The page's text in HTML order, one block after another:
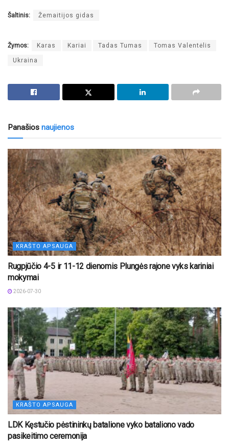
Šaltinis: Žemaitijos gidas
Žymos: Karas Kariai Tadas Tumas Tomas Valentėlis
Ukraina
Panašios naujienos
KRAŠTO APSAUGA
Rugpjūčio 4-5 ir 11-12 dienomis Plungės rajone vyks kariniai
mokymai
2026-07-30
KRAŠTO APSAUGA
LDK Kęstučio pėstininkų batalione vyko bataliono vado
pasikeitimo ceremonija